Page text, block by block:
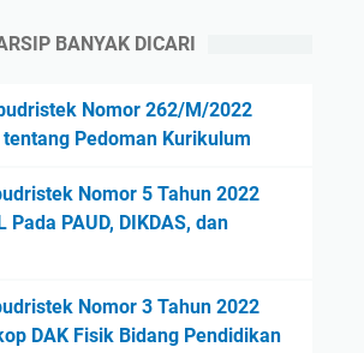
BANYAK DICARI
Nomor 262/M/2022
Pedoman Kurikulum
Nomor 5 Tahun 2022
Pada PAUD, DIKDAS, dan
Nomor 3 Tahun 2022
DAK Fisik Bidang Pendidikan